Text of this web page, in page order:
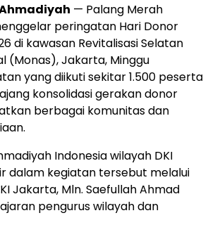
— Palang Merah
peringatan Hari Donor
di kawasan Revitalisasi Selatan
(Monas), Jakarta, Minggu
yang diikuti sekitar 1.500 peserta
konsolidasi gerakan donor
berbagai komunitas dan
Indonesia wilayah DKI
dalam kegiatan tersebut melalui
Jakarta, Mln. Saefullah Ahmad
pengurus wilayah dan